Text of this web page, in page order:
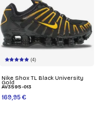
(4)
Nike Shox TL Black University
Gold
AV3595-013
169,95 €